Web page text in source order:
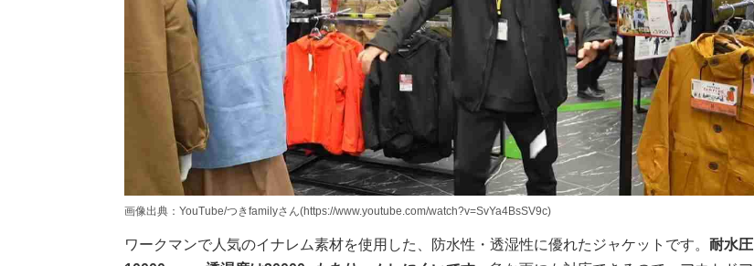
画像出典：YouTube/つきfamilyさん(https://www.youtube.com/watch?v=SvYa4BsSV9c)
ワークマンで人気のイナレム素材を使用した、防水性・透湿性に優れたジャケットです。 耐水圧